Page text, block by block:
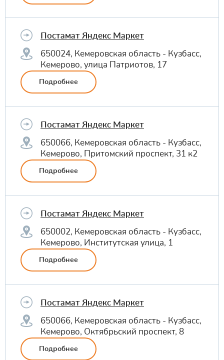
Постамат Яндекс Маркет
650024, Кемеровская область - Кузбасс,
Кемерово, улица Патриотов, 17
Подробнее
Постамат Яндекс Маркет
650066, Кемеровская область - Кузбасс,
Кемерово, Притомский проспект, 31 к2
Подробнее
Постамат Яндекс Маркет
650002, Кемеровская область - Кузбасс,
Кемерово, Институтская улица, 1
Подробнее
Постамат Яндекс Маркет
650066, Кемеровская область - Кузбасс,
Кемерово, Октябрьский проспект, 8
Подробнее